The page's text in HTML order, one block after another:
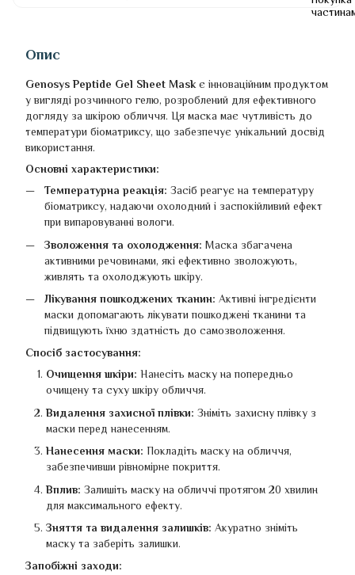
Опис
Genosys Peptide Gel Sheet Mask є інноваційним продуктом
у вигляді розчинного гелю, розроблений для ефективного
догляду за шкірою обличчя. Ця маска має чутливість до
температури біоматриксу, що забезпечує унікальний досвід
використання.
Основні характеристики:
Температурна реакція: Засіб реагує на температуру
біоматриксу, надаючи охолодний і заспокійливий ефект
при випаровуванні вологи.
Зволоження та охолодження: Маска збагачена
активними речовинами, які ефективно зволожують,
живлять та охолоджують шкіру.
Лікування пошкоджених тканин: Активні інгредієнти
маски допомагають лікувати пошкоджені тканини та
підвищують їхню здатність до самозволоження.
Спосіб застосування:
Очищення шкіри: Нанесіть маску на попередньо
очищену та суху шкіру обличчя.
Видалення захисної плівки: Зніміть захисну плівку з
маски перед нанесенням.
Нанесення маски: Покладіть маску на обличчя,
забезпечивши рівномірне покриття.
Вплив: Залишіть маску на обличчі протягом 20 хвилин
для максимального ефекту.
Зняття та видалення залишків: Акуратно зніміть
маску та заберіть залишки.
Запобіжні заходи: